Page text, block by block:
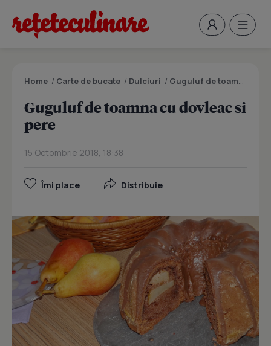
Home / Carte de bucate / Dulciuri / Guguluf de toamna cu dovleac si pere
Guguluf de toamna cu dovleac si
pere
15 Octombrie 2018, 18:38
Îmi place Distribuie